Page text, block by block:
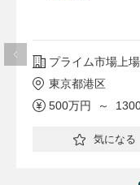
プライム市場上
東京都港区
500万円 ～
気になる